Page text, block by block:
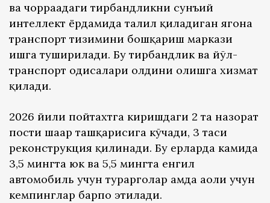
ва чорраҳадаги тирбандликни сунъий
интеллект ёрдамида таҳлил қиладиган ягона
транспорт тизимини бошқариш маркази
ишга туширилади. Бу тирбандлик ва йўл-
транспорт ҳодисалари олдини олишга хизмат
қилади.
2026 йили пойтахтга киришдаги 2 та назорат
пости шаҳар ташқарисига кўчади, 3 таси
реконструкция қилинади. Бу ерларда камида
3,5 мингта юк ва 5,5 мингта енгил
автомобиль учун тураргоҳлар ҳамда аҳоли учун
кемпинглар барпо этилади.